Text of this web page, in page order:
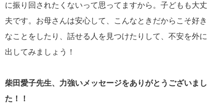
に振り回されたくないって思ってますから。子どもも大丈
夫です。お母さんは安心して、こんなときだからこそ好き
なことをしたり、話せる人を見つけたりして、不安を外に
出してみましょう！
柴田愛子先生、力強いメッセージをありがとうございまし
た！！